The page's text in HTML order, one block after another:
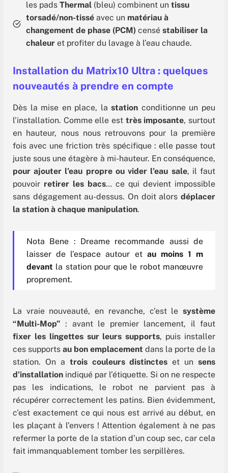
les pads Thermal(bleu) combinent un tissu
torsadé/non-tisséavec un matériau à
changement de phase (PCM) censé stabiliser la
chaleuret profiter du lavage à l’eau chaude.
Installation du Matrix10 Ultra : quelques
nouveautés à prendre en compte
Dès la mise en place, lastation conditionne un peu
l’installation. Comme elle est très imposante, surtout
en hauteur, nous nous retrouvons pour la première
fois avec une friction très spécifique : elle passe tout
juste sous une étagère à mi-hauteur. En conséquence,
pour ajouter l’eau propre ou vider l’eau sale, il faut
pouvoir retirer les bacs… ce qui devient impossible
sans dégagement au-dessus. On doit alors déplacer
la station à chaque manipulation.
Nota Bene : Dreame recommande aussi de
laisser de l’espace autour et au moins 1 m
devant la station pour que le robot manœuvre
proprement.
La vraie nouveauté, en revanche, c’est le système
“Multi-Mop” : avant le premier lancement, il faut
fixer les lingettes sur leurs supports, puis installer
ces supports au bon emplacement dans la porte de la
station. On a trois couleurs distinctes et un sens
d’installation indiqué par l’étiquette. Si on ne respecte
pas les indications, le robot ne parvient pas à
récupérer correctement les patins. Bien évidemment,
c’est exactement ce qui nous est arrivé au début, en
les plaçant à l’envers ! Attention également à ne pas
refermer la porte de la station d’un coup sec, car cela
fait immanquablement tomber les serpillères.